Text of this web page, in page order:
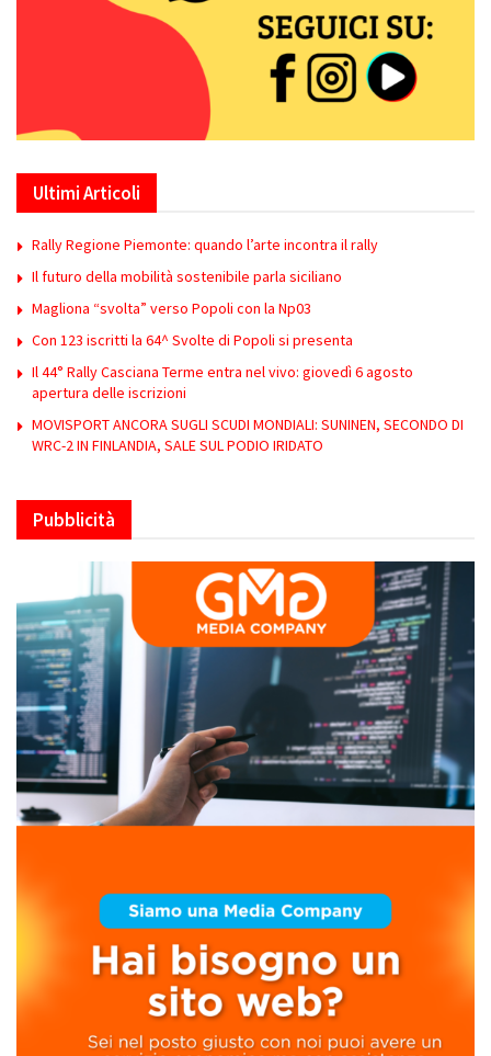
Ultimi Articoli
Rally Regione Piemonte: quando l’arte incontra il rally
Il futuro della mobilità sostenibile parla siciliano
Magliona “svolta” verso Popoli con la Np03
Con 123 iscritti la 64^ Svolte di Popoli si presenta
Il 44° Rally Casciana Terme entra nel vivo: giovedì 6 agosto
apertura delle iscrizioni
MOVISPORT ANCORA SUGLI SCUDI MONDIALI: SUNINEN, SECONDO DI
WRC-2 IN FINLANDIA, SALE SUL PODIO IRIDATO
Pubblicità